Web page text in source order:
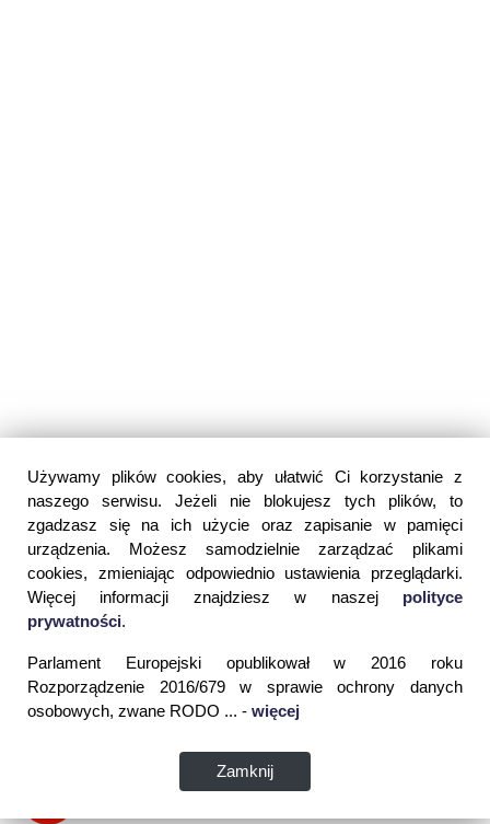
Używamy plików cookies, aby ułatwić Ci korzystanie z
naszego serwisu. Jeżeli nie blokujesz tych plików, to
zgadzasz się na ich użycie oraz zapisanie w pamięci
urządzenia. Możesz samodzielnie zarządzać plikami
cookies, zmieniając odpowiednio ustawienia przeglądarki.
Więcej informacji znajdziesz w naszej polityce
prywatności.
Parlament Europejski opublikował w 2016 roku
Rozporządzenie 2016/679 w sprawie ochrony danych
osobowych, zwane RODO ... - więcej
Zamknij